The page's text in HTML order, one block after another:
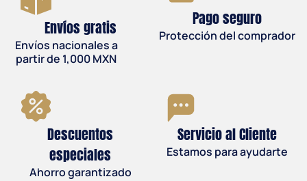
Envíos gratis
Envíos nacionales a
partir de 1,000 MXN
Pago seguro
Protección del comprador
Descuentos
especiales
Ahorro garantizado
Servicio al Cliente
Estamos para ayudarte